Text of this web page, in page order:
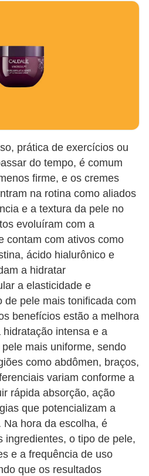
prática de exercícios ou
do tempo, é comum
firme, e os cremes
na rotina como aliados
e a textura da pele no
evoluíram com a
contam com ativos como
ácido hialurônico e
a hidratar
a elasticidade e
de pele mais tonificada com
benefícios estão a melhora
intensa e a
mais uniforme, sendo
como abdômen, braços,
variam conforme a
rápida absorção, ação
que potencializam a
Na hora da escolha, é
ingredientes, o tipo de pele,
e a frequência de uso
que os resultados